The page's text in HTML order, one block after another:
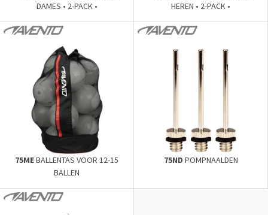
DAMES • 2-PACK •
HEREN • 2-PACK •
75MEBALLENTAS VOOR 12-15
BALLEN
75ND POMPNAALDEN